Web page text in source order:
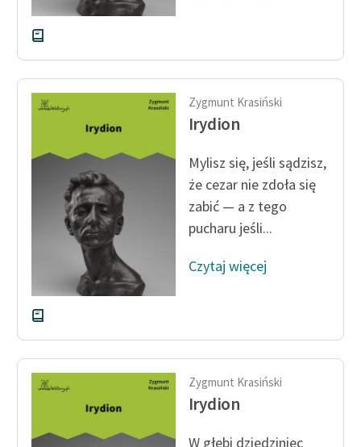
niepełnosprawnościami
Feministyczne inspiracje.
skandynawskiej literatury
feministycznej
Kolekcje edukacyjne
twórców przechodzących
do domeny publicznej,
lektur szkolnych oraz
Starego Testamentu
Odkurzamy bohaterów
Szkoła Poezji Wolnych
Lektur
O nas
O projekcie
Zygmunt Krasiński
Irydion
Mylisz się, jeśli sądzisz,
że cezar nie zdoła się
zabić — a z tego
pucharu jeśli...
Czytaj więcej
Zygmunt Krasiński
Irydion
W głębi dziedziniec